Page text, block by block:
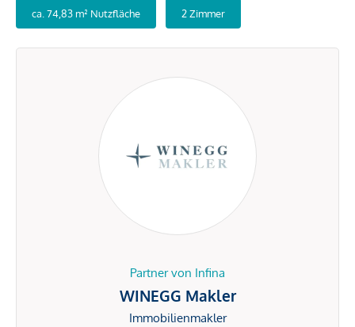
ca. 74,83 m² Nutzfläche 2 Zimmer
Partner von Infina
WINEGG Makler
Immobilienmakler